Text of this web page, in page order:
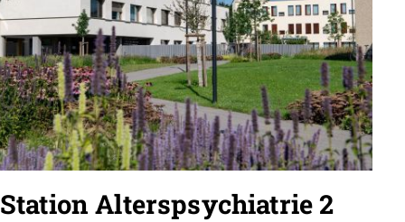
Station Alterspsychiatrie 2